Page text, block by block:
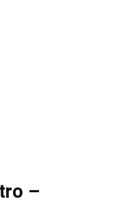
–